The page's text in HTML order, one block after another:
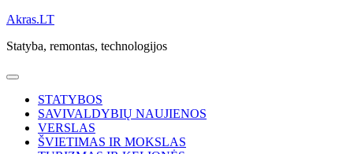
Skip
content
Akras.LT
Statyba, remontas, technologijos
STATYBOS
SAVIVALDYBIŲ NAUJIENOS
VERSLAS
ŠVIETIMAS IR MOKSLAS